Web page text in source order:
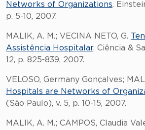
Networks of Organizations.
p. 5-10, 2007.
MALIK, A. M.; VECINA NETO, G.
Assistência Hospitalar. Ciência &
12, p. 825-839, 2007.
VELOSO, Germany Gonçalves;
Hospitals are Networks of
(São Paulo), v. 5, p. 10-15, 2007.
MALIK, A. M.; CAMPOS, Claudia